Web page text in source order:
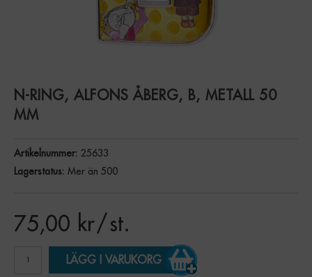
N-RING, ALFONS ÅBERG, B, METALL 50
MM
Artikelnummer: 25633
Lagerstatus: Mer än 500
75,00 kr/ st.
LÄGG I VARUKORG